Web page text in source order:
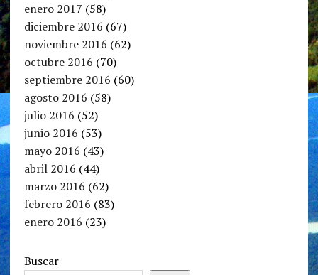
enero 2017 (58)
diciembre 2016 (67)
noviembre 2016 (62)
octubre 2016 (70)
septiembre 2016 (60)
agosto 2016 (58)
julio 2016 (52)
junio 2016 (53)
mayo 2016 (43)
abril 2016 (44)
marzo 2016 (62)
febrero 2016 (83)
enero 2016 (23)
Buscar